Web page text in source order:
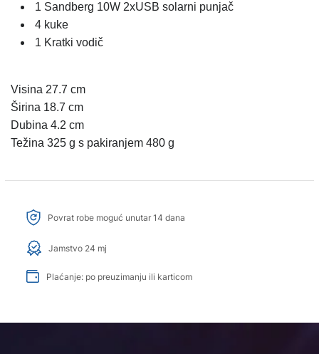
1 Sandberg 10W 2xUSB solarni punjač
4 kuke
1 Kratki vodič
Visina 27.7 cm
Širina 18.7 cm
Dubina 4.2 cm
Težina 325 g s pakiranjem 480 g
Povrat robe moguć unutar 14 dana
Jamstvo 24 mj
Plaćanje: po preuzimanju ili karticom